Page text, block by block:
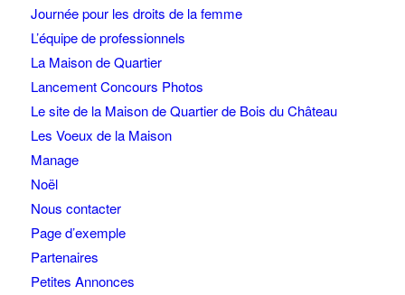
Journée pour les droits de la femme
L’équipe de professionnels
La Maison de Quartier
Lancement Concours Photos
Le site de la Maison de Quartier de Bois du Château
Les Voeux de la Maison
Manage
Noël
Nous contacter
Page d’exemple
Partenaires
Petites Annonces